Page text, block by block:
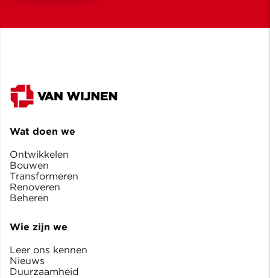
Wat doen we
Ontwikkelen
Bouwen
Transformeren
Renoveren
Beheren
Wie zijn we
Leer ons kennen
Nieuws
Duurzaamheid